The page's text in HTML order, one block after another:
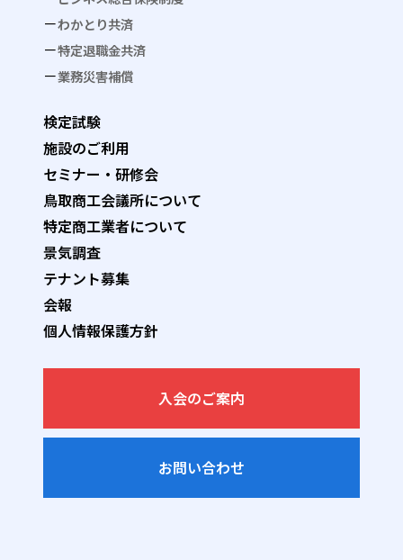
わかとり共済
特定退職金共済
業務災害補償
検定試験
施設のご利用
セミナー・研修会
鳥取商工会議所について
特定商工業者について
景気調査
テナント募集
会報
個人情報保護方針
入会のご案内
お問い合わせ